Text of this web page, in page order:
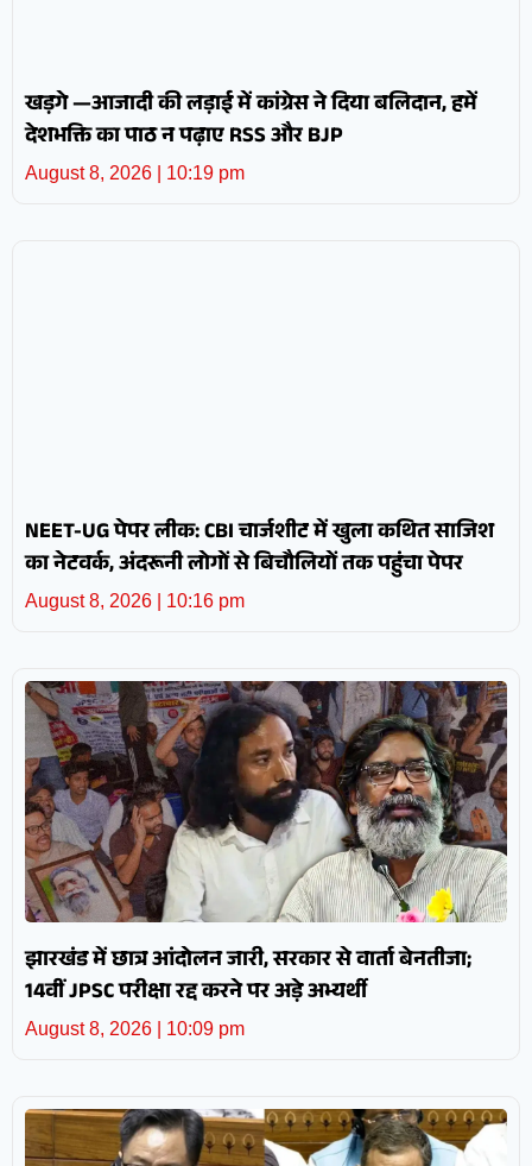
खड़गे —आजादी की लड़ाई में कांग्रेस ने दिया बलिदान, हमें
देशभक्ति का पाठ न पढ़ाए RSS और BJP
August 8, 2026 10:19 pm
NEET-UG पेपर लीक: CBI चार्जशीट में खुला कथित साजिश
का नेटवर्क, अंदरूनी लोगों से बिचौलियों तक पहुंचा पेपर
August 8, 2026 10:16 pm
झारखंड में छात्र आंदोलन जारी, सरकार से वार्ता बेनतीजा;
14वीं JPSC परीक्षा रद्द करने पर अड़े अभ्यर्थी
August 8, 2026 10:09 pm